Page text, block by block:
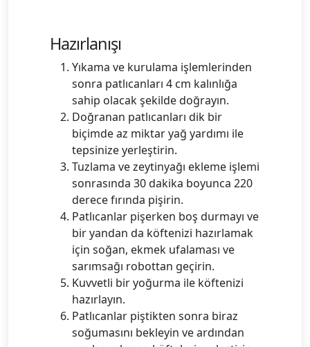
Hazırlanışı
Yıkama ve kurulama işlemlerinden
sonra patlıcanları 4 cm kalınlığa
sahip olacak şekilde doğrayın.
Doğranan patlıcanları dik bir
biçimde az miktar yağ yardımı ile
tepsinize yerleştirin.
Tuzlama ve zeytinyağı ekleme işlemi
sonrasında 30 dakika boyunca 220
derece fırında pişirin.
Patlıcanlar pişerken boş durmayı ve
bir yandan da köftenizi hazırlamak
için soğan, ekmek ufalaması ve
sarımsağı robottan geçirin.
Kuvvetli bir yoğurma ile köftenizi
hazırlayın.
Patlıcanlar piştikten sonra biraz
soğumasını bekleyin ve ardından